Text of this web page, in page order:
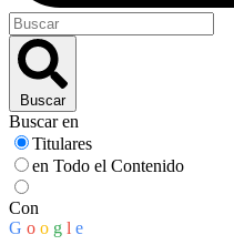
Buscar
Buscar en
Titulares
en Todo el Contenido
Con
G o o g l e